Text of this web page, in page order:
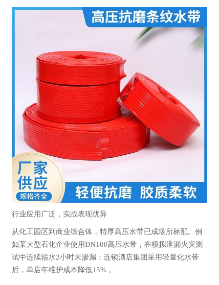
行业应用广泛，实战表现优异
从化工园区到商业综合体，特厚高压水带已成场所标配。例
如某大型石化企业使用DN100高压水带，在模拟泄漏火灾测
试中连续输水2小时未渗漏；连锁酒店集团采用轻量化水带
后，单店年维护成本降低15% 。